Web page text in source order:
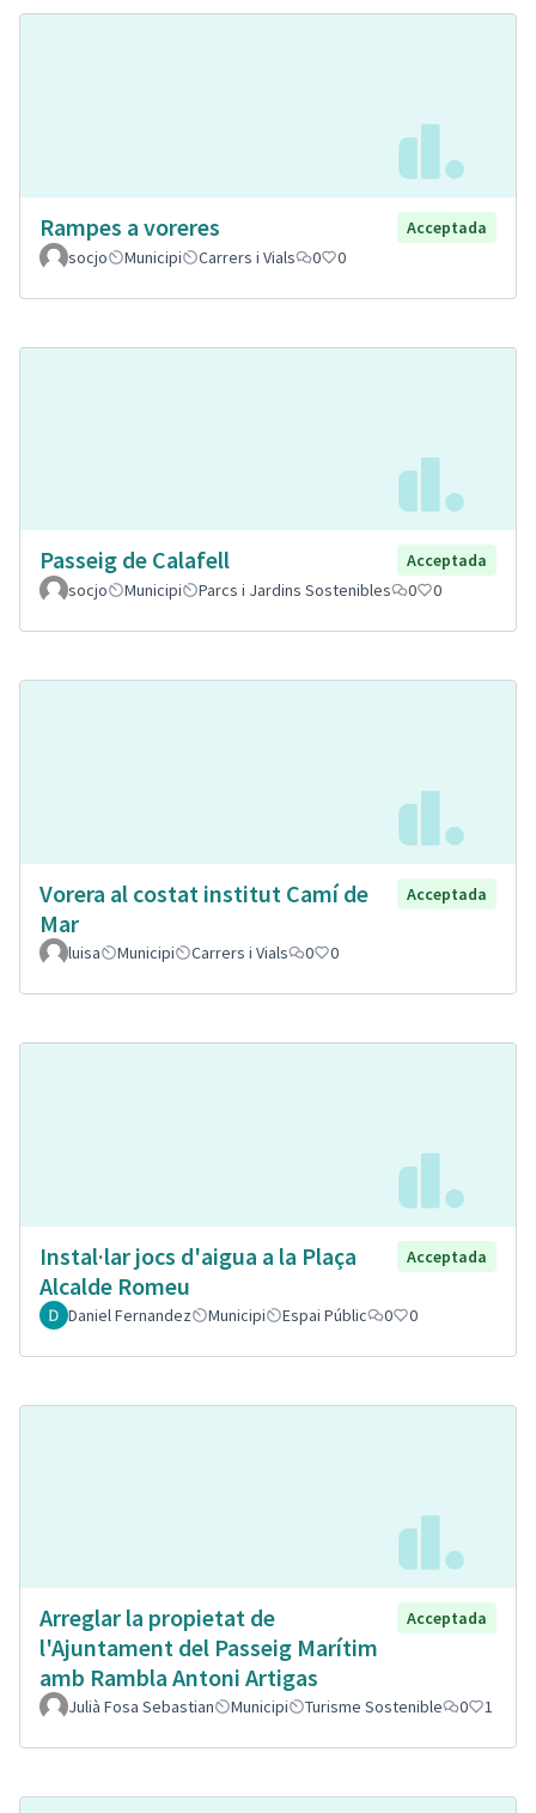
Rampes a voreres
Acceptada
socjo
Municipi Carrers i Vials 0 0
Passeig de Calafell
Acceptada
socjo
Municipi Parcs i Jardins Sostenibles 0 0
Vorera al costat institut Camí de
Mar
Acceptada
luisa Municipi Carrers i Vials 0 0
Instal·lar jocs d'aigua a la Plaça
Alcalde Romeu
Acceptada
Daniel Fernandez Municipi Espai Públic 0 0
Arreglar la propietat de
l'Ajuntament del Passeig Marítim
amb Rambla Antoni Artigas
Acceptada
Julià Fosa Sebastian Municipi Turisme Sostenible 0 1